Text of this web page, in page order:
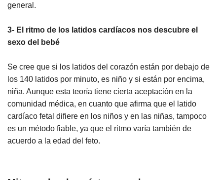
general.
3- El ritmo de los latidos cardíacos nos descubre el
sexo del bebé
Se cree que si los latidos del corazón están por debajo de
los 140 latidos por minuto, es niño y si están por encima,
niña. Aunque esta teoría tiene cierta aceptación en la
comunidad médica, en cuanto que afirma que el latido
cardíaco fetal difiere en los niños y en las niñas, tampoco
es un método fiable, ya que el ritmo varía también de
acuerdo a la edad del feto.